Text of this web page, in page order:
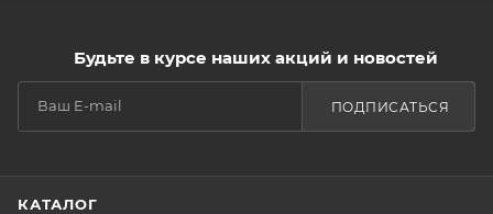
Будьте в курсе наших акций и новостей
ПОДПИСАТЬСЯ
КАТАЛОГ